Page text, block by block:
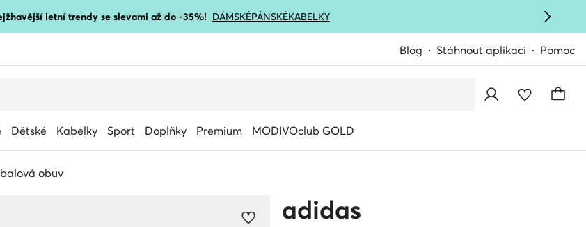
letní trendy se slevami až do -35%! DÁMSKÉPÁNSKÉKABELKY
Blog Stáhnout aplikaci Pomoc
Dětské Kabelky Sport Doplňky Premium MODIVOclub GOLD
obuv
adidas